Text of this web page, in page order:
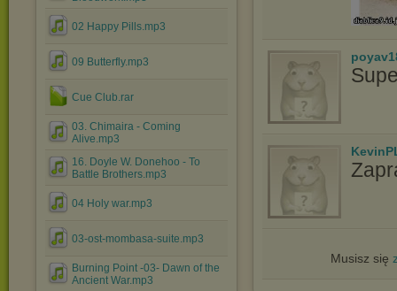
02 Happy Pills.mp3
09 Butterfly.mp3
Cue Club.rar
03. Chimaira - Coming
Alive.mp3
16. Doyle W. Donehoo - To
Battle Brothers.mp3
04 Holy war.mp3
03-ost-mombasa-suite.mp3
Burning Point -03- Dawn of the
Ancient War.mp3
Musisz się